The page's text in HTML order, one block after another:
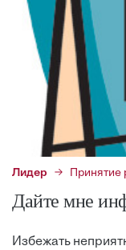
Лидер Принятие
Дайте мне
Избежать